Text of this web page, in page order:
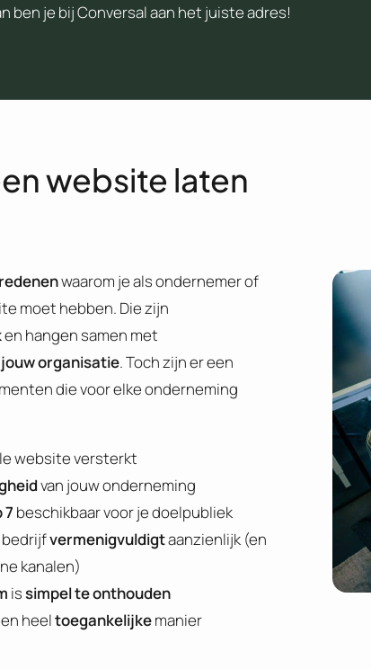
ben je bij Conversal aan het juiste adres!
website laten
waarom je als ondernemer of
moet hebben. Die zijn
en hangen samen met
organisatie. Toch zijn er een
die voor elke onderneming
website versterkt
van jouw onderneming
7 beschikbaar voor je doelpubliek
bedrijfvermenigvuldigtaanzienlijk (en
kanalen)
issimpel te onthouden
heeltoegankelijkemanier